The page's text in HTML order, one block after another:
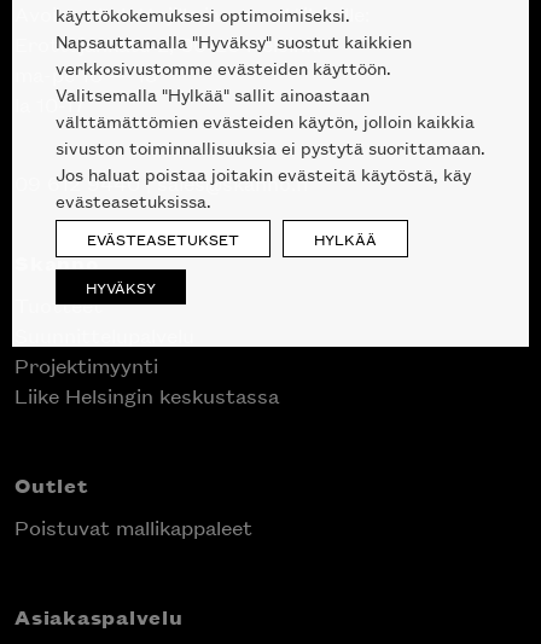
Avoinna kuluttajille ja ammattilaisille:
Erottajankatu 2, 00120 Helsinki
ma-pe 10 — 18
la 10-17
09 612 9440 |sales@skanno.fi
Skanno
Tuotteet
Projektimyynti
Liike Helsingin keskustassa
Outlet
Poistuvat mallikappaleet
Asiakaspalvelu
käyttökokemuksesi optimoimiseksi.
Napsauttamalla "Hyväksy" suostut kaikkien
verkkosivustomme evästeiden käyttöön.
Valitsemalla "Hylkää" sallit ainoastaan
välttämättömien evästeiden käytön, jolloin kaikkia
sivuston toiminnallisuuksia ei pystytä suorittamaan.
Jos haluat poistaa joitakin evästeitä käytöstä, käy
evästeasetuksissa.
EVÄSTEASETUKSET HYLKÄÄ
HYVÄKSY